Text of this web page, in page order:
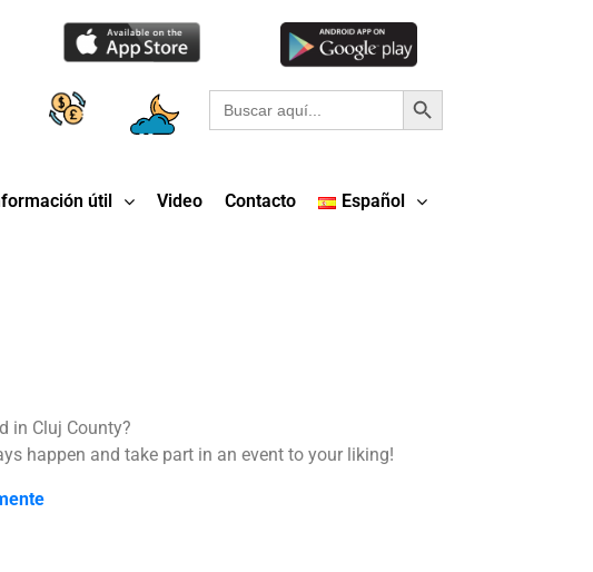
Buscar: Botón de búsqueda
útil Video Contacto Español
in Cluj County?
happen and take part in an event to your liking!